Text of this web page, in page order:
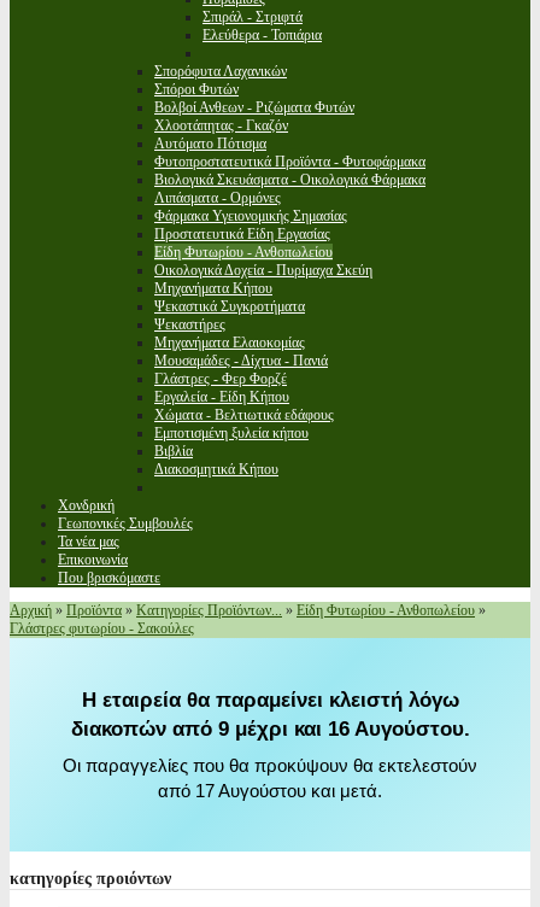
Σπιράλ - Στριφτά
Ελεύθερα - Τοπιάρια
Σπορόφυτα Λαχανικών
Σπόροι Φυτών
Βολβοί Ανθεων - Ριζώματα Φυτών
Χλοοτάπητας - Γκαζόν
Αυτόματο Πότισμα
Φυτοπροστατευτικά Προϊόντα - Φυτοφάρμακα
Βιολογικά Σκευάσματα - Οικολογικά Φάρμακα
Λιπάσματα - Ορμόνες
Φάρμακα Υγειονομικής Σημασίας
Προστατευτικά Είδη Εργασίας
Είδη Φυτωρίου - Ανθοπωλείου
Οικολογικά Δοχεία - Πυρίμαχα Σκεύη
Μηχανήματα Κήπου
Ψεκαστικά Συγκροτήματα
Ψεκαστήρες
Μηχανήματα Ελαιοκομίας
Μουσαμάδες - Δίχτυα - Πανιά
Γλάστρες - Φερ Φορζέ
Εργαλεία - Είδη Κήπου
Χώματα - Βελτιωτικά εδάφους
Εμποτισμένη ξυλεία κήπου
Βιβλία
Διακοσμητικά Κήπου
Χονδρική
Γεωπονικές Συμβουλές
Τα νέα μας
Επικοινωνία
Που βρισκόμαστε
Αρχική » Προϊόντα » Κατηγορίες Προϊόντων... » Είδη Φυτωρίου - Ανθοπωλείου »
Γλάστρες φυτωρίου - Σακούλες
Η εταιρεία θα παραμείνει κλειστή λόγω
διακοπών από 9 μέχρι και 16 Αυγούστου.
Οι παραγγελίες που θα προκύψουν θα εκτελεστούν
από 17 Αυγούστου και μετά.
κατηγορίες προιόντων